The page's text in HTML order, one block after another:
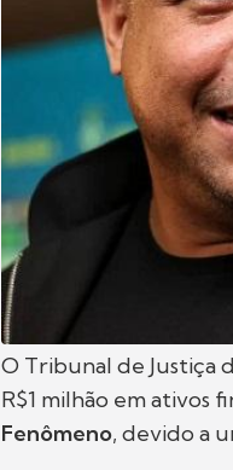
O Tribunal de Justiça
R$1 milhão em
Fenômeno, devido a